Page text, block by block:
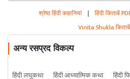
श्रेष्ठ हिंदी कहानियां | हिंदी किताबें
Vinita Shukla
अन्य रसप्रद विकल्प
हिंदी लघुकथा हिंदी आध्यात्मिक कथा हिंदी